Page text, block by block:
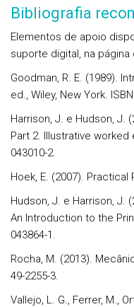
Bibliografia
Elementos de apoio
suporte digital, na página
Goodman, R. E. (1989).
ed., Wiley, New York.
Harrison, J. e Hudson, J.
Part 2. Illustrative worked
043010-2.
Hoek, E. (2007). Practical
Hudson, J. e Harrison, J.
An Introduction to the
043864-1.
Rocha, M. (2013).
49-2255-3.
Vallejo, L. G., Ferrer, M.,